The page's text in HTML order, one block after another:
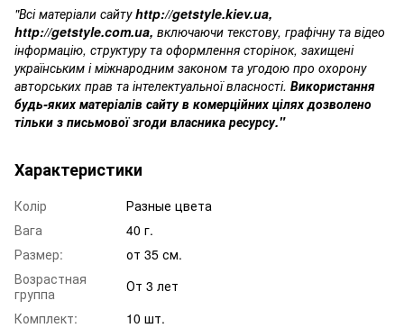
"Всі матеріали сайтуhttp://getstyle.kiev.ua,
http://getstyle.com.ua, включаючи текстову, графічну та відео
інформацію, структуру та оформлення сторінок, захищені
українським і міжнародним законом та угодою про охорону
авторських прав та інтелектуальної власності. Використання
будь-яких матеріалів сайту в комерційних цілях дозволено
тільки з письмової згоди власника ресурсу."
Характеристики
Колір
Разные цвета
Вага
40 г.
Размер:
от 35 см.
Возрастная
группа
От 3 лет
Комплект:
10 шт.